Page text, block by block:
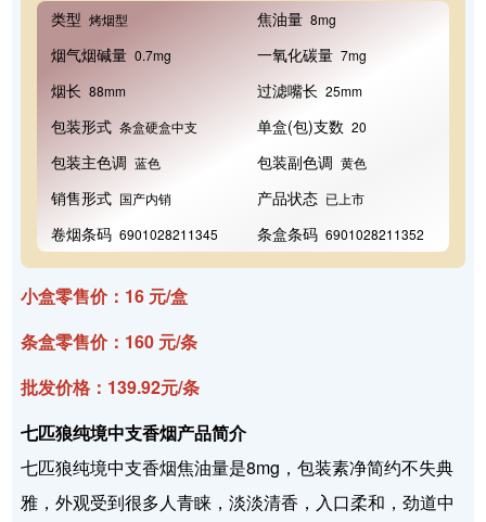
类型 烤烟型 焦油量 8mg
烟气烟碱量 0.7mg 一氧化碳量 7mg
烟长 88mm 过滤嘴长 25mm
包装形式 条盒硬盒中支 单盒(包)支数 20
包装主色调 蓝色 包装副色调 黄色
销售形式 国产内销 产品状态 已上市
卷烟条码 6901028211345 条盒条码 6901028211352
小盒零售价：16 元/盒
条盒零售价：160 元/条
批发价格：139.92元/条
七匹狼纯境中支香烟产品简介
七匹狼纯境中支香烟焦油量是8mg，包装素净简约不失典
雅，外观受到很多人青睐，淡淡清香，入口柔和，劲道中